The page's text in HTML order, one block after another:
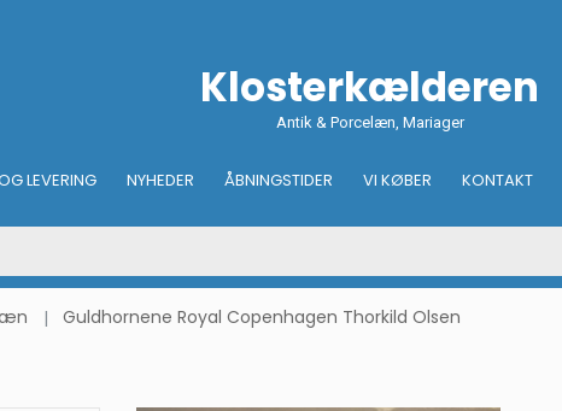
Klosterkælderen
Antik & Porcelæn, Mariager
LEVERING NYHEDER ÅBNINGSTIDER VI KØBER KONTAKT
Guldhornene Royal Copenhagen Thorkild Olsen